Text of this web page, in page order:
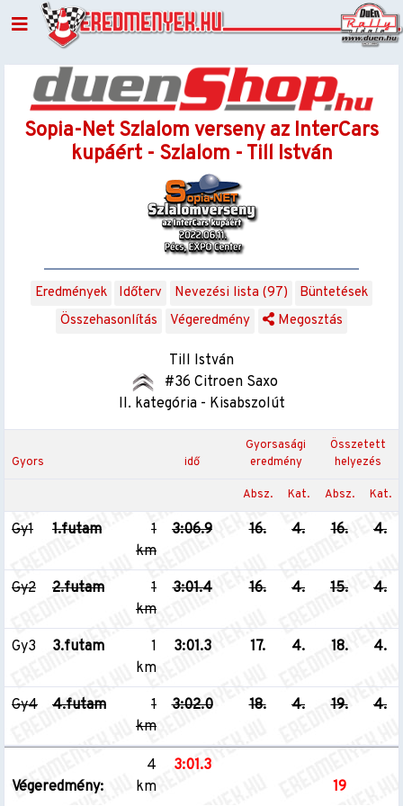
Sopia-Net Szlalom verseny az InterCars
kupáért - Szlalom - Till István
Eredmények Időterv Nevezési lista (97)
Büntetések
Összehasonlítás
Végeredmény Megosztás
Till István
#36 Citroen Saxo
II. kategória - Kisabszolút
Gyors idő
Gyorsasági
eredmény
Összetett
helyezés
Absz. Kat. Absz. Kat.
Gy1 1.futam
1
km
3:06.9 16. 4. 16. 4.
Gy2 2.futam
1
km
3:01.4 16. 4. 15. 4.
Gy3 3.futam
1
km
3:01.3 17. 4. 18. 4.
Gy4 4.futam
1
km
3:02.0 18. 4. 19. 4.
Végeredmény:
4
km
3:01.3
19